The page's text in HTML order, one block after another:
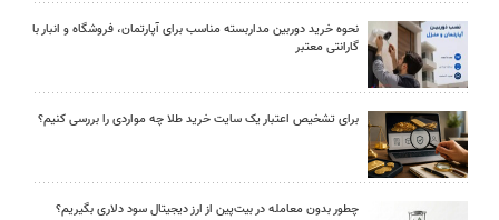
نحوه خرید دوربین مداربسته مناسب برای آپارتمان، فروشگاه و انبار با
گارانتی معتبر
برای تشخیص اعتبار یک سایت خرید طلا چه مواردی را بررسی کنیم؟
چطور بدون معامله در بیت‌پین از ارز دیجیتال سود دلاری بگیریم؟